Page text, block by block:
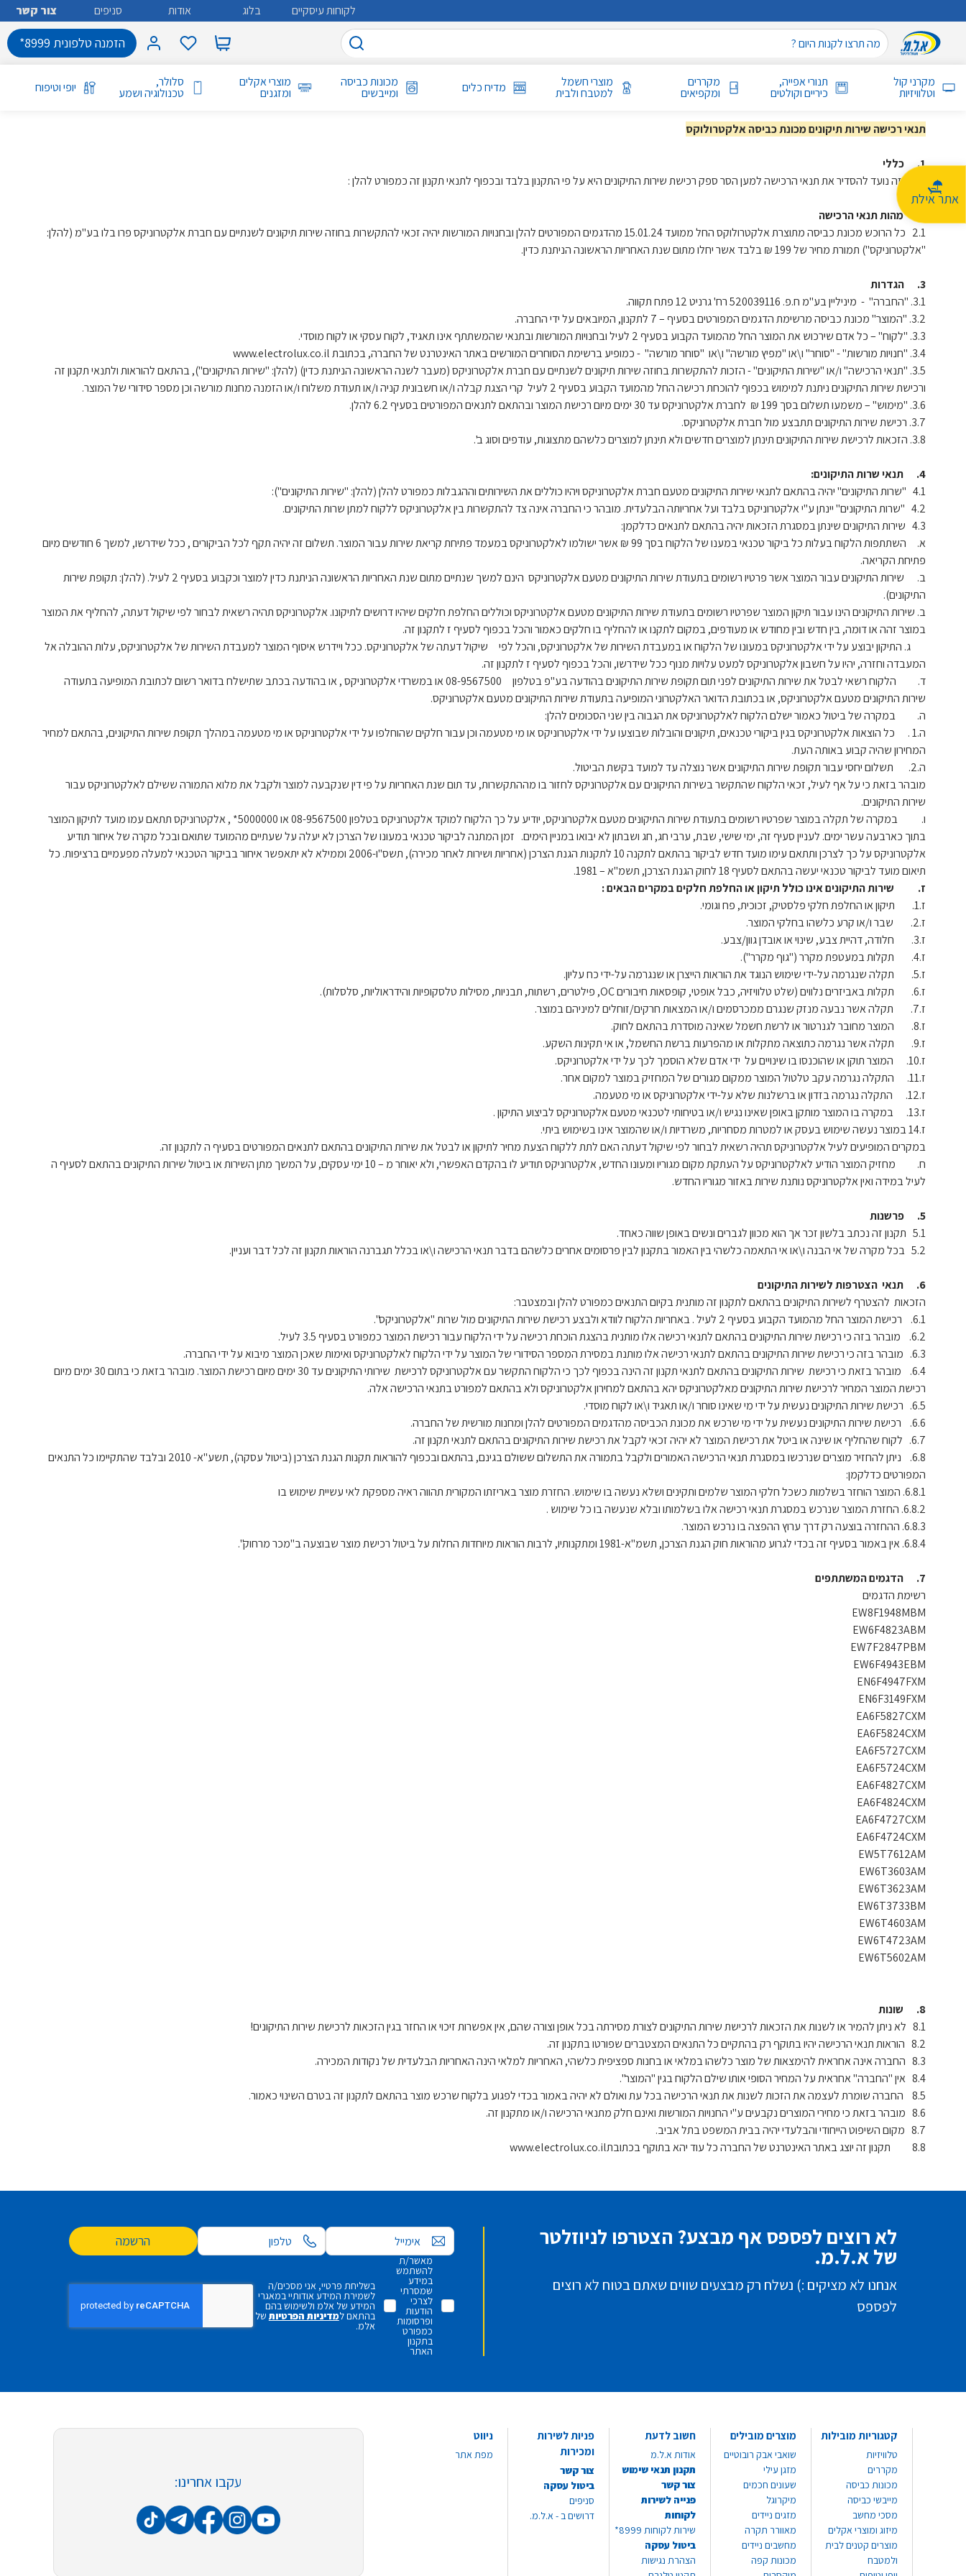
אתר אילת
לקוחות עיסקיים בלוג אודות סניפים צור קשר
הזמנה טלפונית 8999*
מקרני קול
וטלוויזיות
תנורי אפייה,
כיריים וקולטים
מקררים
ומקפיאים
מוצרי חשמל
למטבח ולבית מדיח כלים מכונות כביסה
ומייבשים
מוצרי אקלים
ומזגנים
סלולר,
טכנולוגיה ושמע יופי וטיפוח
תנאי רכישה שירות תיקונים מכונת כביסה אלקטרולוקס
1. כללי
תקנון זה נועד להסדיר את תנאי הרכישה למען הסר ספק רכישת שירות התיקונים היא על פי התקנון בלבד ובכפוף לתנאי תקנון זה כמפורט להלן :
2.1 כל הרוכש מכונת כביסה מתוצרת אלקטרולוקס החל ממועד 15.01.24 מהדגמים המפורטים להלן ובחנויות המורשות יהיה זכאי להתקשרות בחוזה שירות תיקונים לשנתיים עם חברת אלקטרוניקס פרו בלו בע"מ (להלן:
"אלקטרוניקס") תמורת מחיר של 199 ₪ בלבד אשר יחלו מתום שנת האחריות הראשונה הניתנת כדין.
3. הגדרות
3.1. "החברה" - מיניליין בע"מ ח.פ. 520039116 רח' גרניט 12 פתח תקווה.
3.2. "המוצר" מכונת כביסה מרשימת הדגמים המפורטים בסעיף – 7 לתקנון, המיובאים על ידי החברה.
3.3. "לקוח" – כל אדם שירכוש את המוצר החל מהמועד הקבוע בסעיף 2 לעיל ובחנויות המורשות ובתנאי שהמשתתף אינו תאגיד, לקוח עסקי או לקוח מוסדי.
3.4. "חנויות מורשות" - "סוחר" ו\או "מפיץ מורשה" ו\או "סוחר מורשה" - כמופיע ברשימת הסוחרים המורשים באתר האינטרנט של החברה, בכתובת www.electrolux.co.il
3.5. "תנאי הרכישה" ו/או "שירות התיקונים" - הזכות להתקשרות בחוזה שירות תיקונים לשנתיים עם חברת אלקטרוניקס (מעבר לשנה הראשונה הניתנת כדין) (להלן: "שירות התיקונים"), בהתאם להוראות ולתנאי תקנון זה
ורכישת שירות התיקונים ניתנת למימוש בכפוף להוכחת רכישה החל מהמועד הקבוע בסעיף 2 לעיל קרי הצגת קבלה ו/או חשבונית קניה ו/או תעודת משלוח ו/או הזמנה מחנות מורשה וכן מספר סידורי של המוצר.
3.6. "מימוש" – משמעו תשלום בסך 199 ₪ לחברת אלקטרוניקס עד 30 ימים מיום רכישת המוצר ובהתאם לתנאים המפורטים בסעיף 6.2 להלן.
3.7. רכישת שירות התיקונים תתבצע מול חברת אלקטרוניקס.
3.8. הזכאות לרכישת שירות התיקונים תינתן למוצרים חדשים ולא תינתן למוצרים כלשהם מתצוגות, עודפים וסוג ב'.
4. תנאי שרות התיקונים:
4.1 "שרות התיקונים" יהיה בהתאם לתנאי שירות התיקונים מטעם חברת אלקטרוניקס ויהיו כוללים את השירותים וההגבלות כמפורט להלן (להלן: "שירות התיקונים"):
4.2 "שרות התיקונים" יינתן ע"י אלקטרוניקס בלבד ועל אחריותה הבלעדית. מובהר כי החברה אינה צד להתקשרות בין אלקטרוניקס ללקוח למתן שרות התיקונים.
4.3 שירות התיקונים שינתן במסגרת הזכאות יהיה בהתאם לתנאים כדלקמן:
א. השתתפות הלקוח בעלות כל ביקור טכנאי במענו של הלקוח בסך 99 ₪ אשר ישולמו לאלקטרוניקס במעמד פתיחת קריאת שירות עבור המוצר. תשלום זה יהיה תקף לכל הביקורים , ככל שידרשו, למשך 6 חודשים מיום
פתיחת הקריאה.
ב. שירות התיקונים עבור המוצר אשר פרטיו רשומים בתעודת שירות התיקונים מטעם אלקטרוניקס הינם למשך שנתיים מתום שנת האחריות הראשונה הניתנת כדין למוצר וכקבוע בסעיף 2 לעיל. (להלן: תקופת שירות
התיקונים).
ב. שירות התיקונים הינו עבור תיקון המוצר שפרטיו רשומים בתעודת שירות התיקונים מטעם אלקטרוניקס וכוללים החלפת חלקים שיהיו דרושים לתיקונו. אלקטרוניקס תהיה רשאית לבחור לפי שיקול דעתה, להחליף את המוצר
במוצר זהה או דומה, בין חדש ובין מחודש או מעודפים, במקום לתקנו או להחליף בו חלקים כאמור והכל בכפוף לסעיף ז לתקנון זה.
ג. התיקון יבוצע על ידי אלקטרוניקס במעונו של הלקוח או במעבדת השירות של אלקטרוניקס, והכל לפי שיקול דעתה של אלקטרוניקס. ככל ויידרש איסוף המוצר למעבדת השירות של אלקטרוניקס, עלות ההובלה אל
המעבדה וחזרה, יהיו על חשבון אלקטרוניקס למעט עלויות מנוף ככל שידרשו, והכל בכפוף לסעיף ז לתקנון זה.
ד. הלקוח רשאי לבטל את שירות התיקונים לפני תום תקופת שירות התיקונים בהודעה בע"פ בטלפון 08-9567500 או במשרדי אלקטרוניקס , או בהודעה בכתב שתישלח בדואר רשום לכתובת המופיעה בתעודה
שירות התיקונים מטעם אלקטרוניקס, או בכתובת הדואר האלקטרוני המופיעה בתעודת שירות התיקונים מטעם אלקטרוניקס.
ה. במקרה של ביטול כאמור ישלם הלקוח לאלקטרוניקס את הגבוה בין שני הסכומים להלן:
ה.1 . כל הוצאות אלקטרוניקס בגין ביקורי טכנאים, תיקונים והובלות שבוצעו על ידי אלקטרוניקס או מי מטעמה וכן עבור חלקים שהוחלפו על ידי אלקטרוניקס או מי מטעמה במהלך תקופת שירות התיקונים, בהתאם למחיר
המחירון שהיה קבוע באותה העת.
ה.2. תשלום יחסי עבור תקופת שירות התיקונים אשר נוצלה עד למועד בקשת הביטול.
מובהר בזאת כי על אף לעיל, זכאי הלקוח שהתקשר בשירות התיקונים עם אלקטרוניקס לחזור בו מההתקשרות, עד תום שנת האחריות על פי דין שנקבעה למוצר ולקבל את מלוא התמורה ששילם לאלקטרוניקס עבור
שירות התיקונים.
ו. במקרה של תקלה במוצר שפרטיו רשומים בתעודת שירות התיקונים מטעם אלקטרוניקס, יודיע על כך הלקוח למוקד אלקטרוניקס בטלפון 08-9567500 או 5000000* , אלקטרוניקס תתאם עמו מועד לתיקון המוצר
בתוך כארבעה עשר ימים. לעניין סעיף זה, ימי שישי, שבת, ערבי חג, חג ושבתון לא יבואו במניין הימים. זמן המתנה לביקור טכנאי במעונו של הצרכן לא יעלה על שעתיים מהמועד שתואם ובכל מקרה של איחור תודיע
אלקטרוניקס על כך לצרכן ותתאם עימו מועד חדש לביקור בהתאם לתקנה 10 לתקנות הגנת הצרכן (אחריות ושירות לאחר מכירה), תשס"ו-2006 וממילא לא יתאפשר איחור בביקור הטכנאי למעלה מפעמיים ברציפות. כל
תיאום מועד לביקור טכנאי יעשה בהתאם לסעיף 18 לחוק הגנת הצרכן, תשמ"א – 1981.
ז. שירות התיקונים אינו כולל תיקון או החלפת חלקים במקרים הבאים :
ז.1. תיקון או החלפת חלקי פלסטיק, זכוכית, פח וגומי.
ז.2. שבר ו/או קרע כלשהו בחלקי המוצר.
ז.3. חלודה, דהיית צבע, שינוי או אובדן גוון/צבע.
ז.4. תקלות במעטפת מקרר ("גוף מקרר").
ז.5. תקלה שנגרמה על-ידי שימוש הנוגד את הוראות הייצרן או שנגרמה על-ידי כח עליון.
ז.6. תקלות באביזרים נלווים (שלט טלוויזיה, כבל אופטי, קופסאות חיבורים OC, פילטרים, רשתות, תבניות, מסילות טלסקופיות והידראוליות, סלסלות).
ז.7. תקלה אשר נבעה מנזק שנגרם ממכרסמים ו/או המצאות חרקים/זוחלים למיניהם במוצר.
ז.8. המוצר מחובר לגנרטור או לרשת חשמל שאינה מוסדרת בהתאם לחוק.
ז.9. תקלה אשר נגרמה כתוצאה מתקלות או מהפרעות ברשת החשמל, או אי תקינות השקע.
ז.10. המוצר תוקן או שהוכנסו בו שינויים על ידי אדם שלא הוסמך לכך על ידי אלקטרוניקס.
ז.11. התקלה נגרמה עקב טלטול המוצר ממקום מגורים של המחזיק במוצר למקום אחר.
ז.12. התקלה נגרמה בזדון או ברשלנות שלא על-ידי אלקטרוניקס או מי מטעמה.
ז.13. במקרה בו המוצר מותקן באופן שאינו נגיש ו/או בטיחותי לטכנאי מטעם אלקטרוניקס לביצוע התיקון .
ז.14 במוצר נעשה שימוש בעסק או למטרות מסחריות, משרדיות ו/או שהמוצר אינו בשימוש ביתי.
במקרים המופיעים לעיל אלקטרוניקס תהיה רשאית לבחור לפי שיקול דעתה האם לתת ללקוח הצעת מחיר לתיקון או לבטל את שירות התיקונים בהתאם לתנאים המפורטים בסעיף ה לתקנון זה.
ח. מחזיק המוצר הודיע לאלקטרוניקס על העתקת מקום מגוריו ומעונו החדש, אלקטרוניקס תודיע לו בהקדם האפשרי, ולא יאוחר מ – 10 ימי עסקים, על המשך מתן השירות או ביטול שירות התיקונים בהתאם לסעיף ה
לעיל במידה ואין אלקטרוניקס נותנת שירות באזור מגוריו החדש.
5. פרשנות
5.1 תקנון זה נכתב בלשון זכר אך הוא מכוון לגברים ונשים באופן שווה כאחד.
5.2 בכל מקרה של אי הבנה ו\או אי התאמה כלשהי בין האמור בתקנון לבין פרסומים אחרים כלשהם בדבר תנאי הרכישה ו\או בכלל תגברנה הוראות תקנון זה לכל דבר ועניין.
6. תנאי הצטרפות לשירות התיקונים
הזכאות להצטרף לשירות התיקונים בהתאם לתקנון זה מותנית בקיום התנאים כמפורט להלן ובמצטבר:
6.1. רכישת המוצר החל מהמועד הקבוע בסעיף 2 לעיל . באחריות הלקוח לוודא ולבצע רכישת שירות התיקונים מול שרות "אלקטרוניקס".
6.2. מובהר בזה כי רכישת שירות התיקונים בהתאם לתנאי רכישה אלו מותנית בהצגת הוכחת רכישה על ידי הלקוח עבור רכישת המוצר כמפורט בסעיף 3.5 לעיל.
6.3. מובהר בזה כי רכישת שירות התיקונים בהתאם לתנאי רכישה אלו מותנת במסירת המספר הסידורי של המוצר על ידי הלקוח לאלקטרוניקס ואימות שאכן המוצר מיבוא על ידי החברה.
6.4. מובהר בזאת כי רכישת שירות התיקונים בהתאם לתנאי תקנון זה הינה בכפוף לכך כי הלקוח התקשר עם אלקטרוניקס לרכישת שירותי התיקונים עד 30 ימים מיום רכישת המוצר. מובהר בזאת כי בתום 30 ימים מיום
רכישת המוצר המחיר לרכישת שירות התיקונים מאלקטרוניקס יהא בהתאם למחירון אלקטרוניקס ולא בהתאם למפורט בתנאי הרכישה אלה.
6.5. רכישת שירות התיקונים נעשית על ידי מי שאינו סוחר ו/או תאגיד ו\או לקוח מוסדי.
6.6. רכישת שירות התיקונים נעשית על ידי מי שרכש את מכונת הכביסה מהדגמים המפורטים להלן ומחנות מורשית של החברה.
6.7. לקוח שהחליף או שינה או ביטל את רכישת המוצר לא יהיה זכאי לקבל את רכישת שירות התיקונים בהתאם לתנאי תקנון זה.
6.8. ניתן להחזיר מוצרים שנרכשו במסגרת תנאי הרכישה האמורים ולקבל בתמורה את התשלום ששולם בגינם, בהתאם ובכפוף להוראות תקנות הגנת הצרכן (ביטול עסקה), תשע"א- 2010 ובלבד שהתקיימו כל התנאים
המפורטים כדלקמן:
6.8.1. המוצר הוחזר בשלמות כשכל חלקי המוצר שלמים ותקינים ושלא נעשה בו שימוש. החזרת מוצר באריזתו המקורית תהווה ראיה מספקת לאי עשיית שימוש בו
6.8.2. החזרת המוצר שנרכש במסגרת תנאי רכישה אלו בשלמותו ובלא שנעשה בו כל שימוש .
6.8.3. ההחזרה בוצעה רק דרך ערוץ ההפצה בו נרכש המוצר.
6.8.4. אין באמור בסעיף זה בכדי לגרוע מהוראות חוק הגנת הצרכן, תשמ"א-1981 ומתקנותיו, לרבות הוראות מיוחדות החלות על ביטול רכישת מוצר שבוצעה ב"מכר מרחוק".
7. הדגמים המשתתפים
רשימת הדגמים
EW8F1948MBM
EW6F4823ABM
EW7F2847PBM
EW6F4943EBM
EN6F4947FXM
EN6F3149FXM
EA6F5827CXM
EA6F5824CXM
EA6F5727CXM
EA6F5724CXM
EA6F4827CXM
EA6F4824CXM
EA6F4727CXM
EA6F4724CXM
EW5T7612AM
EW6T3603AM
EW6T3623AM
EW6T3733BM
EW6T4603AM
EW6T4723AM
EW6T5602AM
8. שונות
8.1 לא ניתן להמיר או לשנות את הזכאות לרכישת שירות התיקונים לצורת מסירתה בכל אופן וצורה שהם, אין אפשרות זיכוי או החזר בגין הזכאות לרכישת שירות התיקונים!
8.2 הוראות תנאי הרכישה יהיו בתוקף רק בהתקיים כל התנאים המצטברים שפורטו בתקנון זה.
8.3 החברה אינה אחראית להימצאות של מוצר כלשהו במלאי או בחנות ספציפית כלשהי, האחריות למלאי הינה האחריות הבלעדית של נקודות המכירה.
8.4 אין "החברה" אחראית על המחיר הסופי אותו שילם הלקוח בגין "המוצר".
8.5 החברה שומרת לעצמה את הזכות לשנות את תנאי הרכישה בכל עת ואולם לא יהיה באמור בכדי לפגוע בלקוח שרכש מוצר בהתאם לתקנון זה בטרם השינוי כאמור.
8.6 מובהר בזאת כי מחירי המוצרים נקבעים ע"י החנויות המורשות ואינם חלק מתנאי הרכישה ו/או מתקנון זה.
8.7 מקום השיפוט הייחודי והבלעדי יהיה בבית המשפט בתל אביב.
8.8 תקנון זה יוצג באתר האינטרנט של החברה כל עוד יהא בתוקף בכתובתwww.electrolux.co.il
לא רוצים לפספס אף מבצע? הצטרפו לניוזלטר
של א.ל.מ.
אנחנו לא מציקים :) נשלח רק מבצעים שווים שאתם בטוח לא רוצים
לפספס
אימייל הרשמה
מאשר/ת
להשתמש
במידע
שמסרתי
לצרכי
הודעות
ופרסומות
כמפורט
בתקנון
האתר
בשליחת פרטיי, אני מסכים/ה
לשמירת המידע אודותיי במאגרי
המידע של אלמ ולשימוש בהם
בהתאם למדיניות הפרטיות של
אלמ.
קטגוריות מובילות
טלוויזיות
מקררים
מכונות כביסה
מייבשי כביסה
מסכי מחשב
מיזוג ומוצרי אקלים
מוצרים קטנים לבית
ולמטבח
מוצרים מובילים
שואבי אבק רובוטיים
מזגן עילי
שעונים חכמים
מיקרוגל
מזגים ניידים
מאוורר תקרה
מחשבים ניידים
מכונות קפה
חשוב לדעת
אודות א.ל.מ
תקנון תנאי שימוש
צור קשר
פנייה לשירות
לקוחות
שירות לקוחות 8999*
ביטול עסקה
הצהרת נגישות
פניות לשירות
ומכירות
צור קשר
ביטול עסקה
סניפים
דרושים ב - א.ל.מ.
ניווט
מפת אתר
עקבו אחרינו: